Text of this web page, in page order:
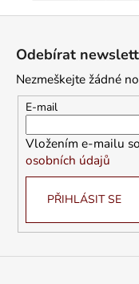
Odebírat
Nezmeškejte žádné
E-mail
Vložením e-mailu
osobních údajů
PŘIHLÁSIT SE